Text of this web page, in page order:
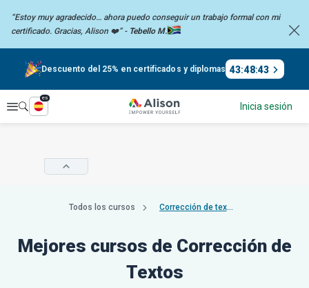
“Estoy muy agradecido… ahora puedo conseguir un trabajo formal con mi
certificado. Gracias, Alison ❤️” - Tebello M.
Descuento del 25% en certificados y diplomas 43:48:43
Explorar
es
Inicia sesión
Todos los cursos Corrección de textos
Mejores cursos de Corrección de
Textos